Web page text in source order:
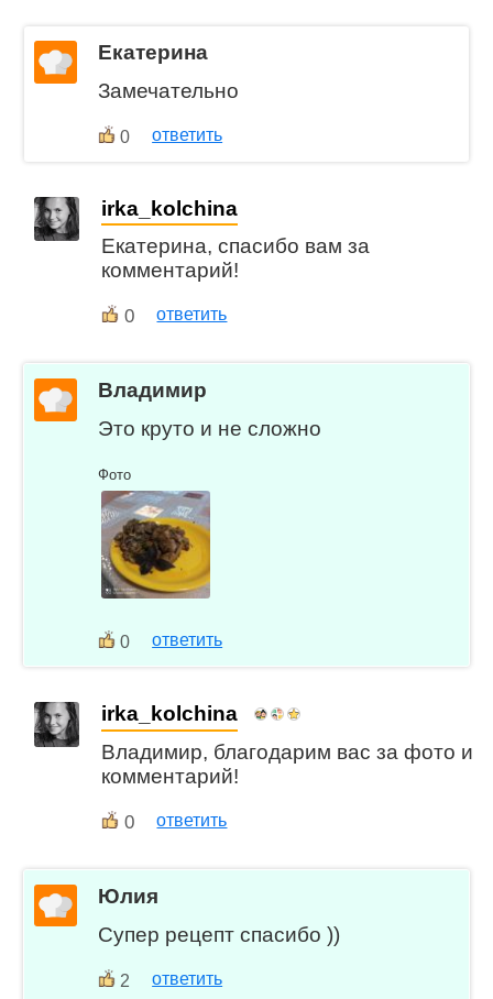
Екатерина
Замечательно
0 ответить
irka_kolchina
Екатерина, спасибо вам за
комментарий!
0 ответить
Владимир
Это круто и не сложно
Фото
0 ответить
irka_kolchina
Владимир, благодарим вас за фото и
комментарий!
0 ответить
Юлия
Супер рецепт спасибо ))
2 ответить